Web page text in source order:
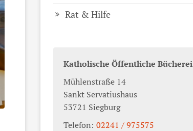
Rat & Hilfe
Katholische Öffentliche Bücherei
Mühlenstraße 14
Sankt Servatiushaus
53721 Siegburg
Telefon: 02241 / 975575